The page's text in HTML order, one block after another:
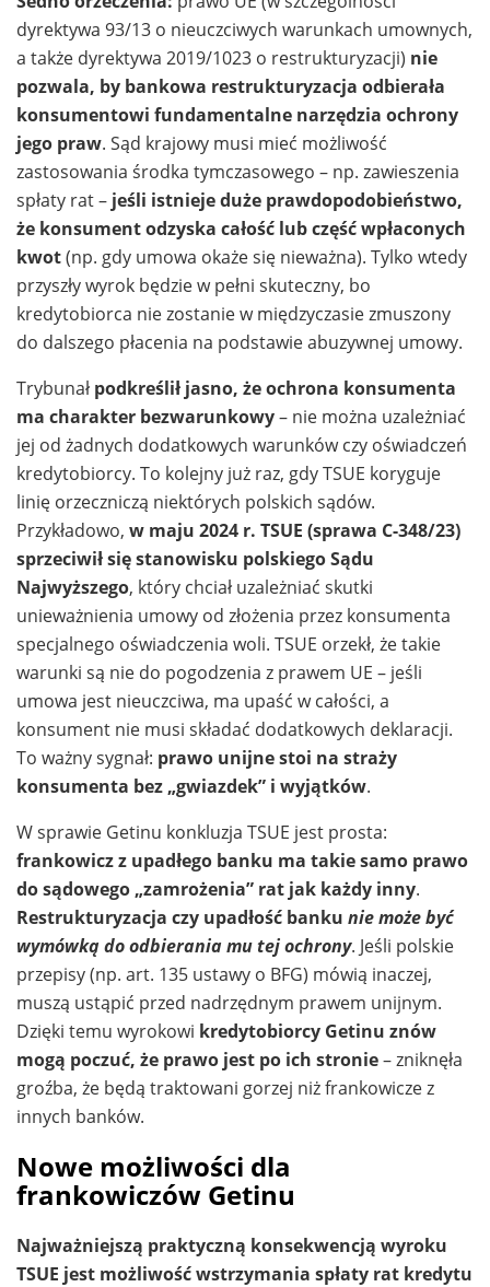
dyrektywa 93/13 o nieuczciwych warunkach umownych,
a także dyrektywa 2019/1023 o restrukturyzacji) nie
pozwala, by bankowa restrukturyzacja odbierała
konsumentowi fundamentalne narzędzia ochrony
jego praw. Sąd krajowy musi mieć możliwość
zastosowania środka tymczasowego – np. zawieszenia
spłaty rat – jeśli istnieje duże prawdopodobieństwo,
że konsument odzyska całość lub część wpłaconych
kwot(np. gdy umowa okaże się nieważna). Tylko wtedy
przyszły wyrok będzie w pełni skuteczny, bo
kredytobiorca nie zostanie w międzyczasie zmuszony
do dalszego płacenia na podstawie abuzywnej umowy.
Trybunał podkreślił jasno, że ochrona konsumenta
ma charakter bezwarunkowy– nie można uzależniać
jej od żadnych dodatkowych warunków czy oświadczeń
kredytobiorcy. To kolejny już raz, gdy TSUE koryguje
linię orzeczniczą niektórych polskich sądów.
Przykładowo, w maju 2024 r. TSUE (sprawa C-348/23)
sprzeciwił się stanowisku polskiego Sądu
Najwyższego, który chciał uzależniać skutki
unieważnienia umowy od złożenia przez konsumenta
specjalnego oświadczenia woli. TSUE orzekł, że takie
warunki są nie do pogodzenia z prawem UE – jeśli
umowa jest nieuczciwa, ma upaść w całości, a
konsument nie musi składać dodatkowych deklaracji.
To ważny sygnał: prawo unijne stoi na straży
konsumenta bez „gwiazdek” i wyjątków.
W sprawie Getinu konkluzja TSUE jest prosta:
frankowicz z upadłego banku ma takie samo prawo
do sądowego „zamrożenia” rat jak każdy inny.
Restrukturyzacja czy upadłość banku nie może być
wymówką do odbierania mu tej ochrony. Jeśli polskie
przepisy (np. art. 135 ustawy o BFG) mówią inaczej,
muszą ustąpić przed nadrzędnym prawem unijnym.
Dzięki temu wyrokowi kredytobiorcy Getinu znów
mogą poczuć, że prawo jest po ich stronie– zniknęła
groźba, że będą traktowani gorzej niż frankowicze z
innych banków.
Nowe możliwości dla
frankowiczów Getinu
Najważniejszą praktyczną konsekwencją wyroku
TSUE jest możliwość wstrzymania spłaty rat kredytu